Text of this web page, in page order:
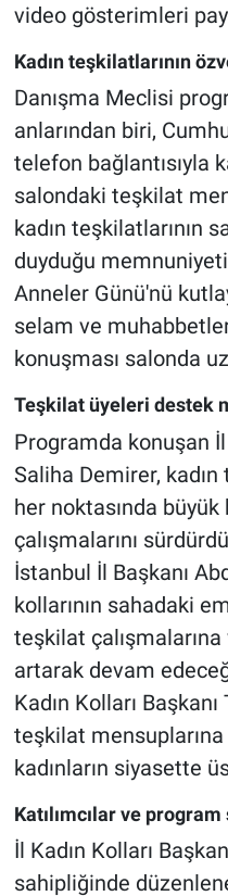
video gösterimleri
Kadın teşkilatlarının
Danışma Meclisi
anlarından biri,
telefon bağlantısıyla
salondaki teşkilat
kadın teşkilatlarının
duyduğu
Anneler Günü'nü
selam ve
konuşması salonda
Teşkilat üyeleri destek
Programda konuşan İl
Saliha Demirer,
her noktasında büyük
çalışmalarını
İstanbul İl Başkanı
kollarının sahadaki
teşkilat
artarak devam
Kadın Kolları
teşkilat
kadınların siyasette
Katılımcılar ve program
İl Kadın Kolları
sahipliğinde